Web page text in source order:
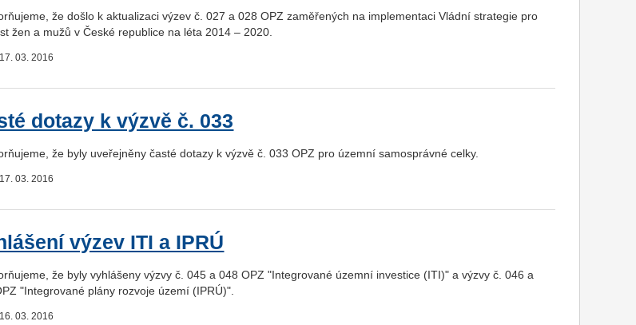
že došlo k aktualizaci výzev č. 027 a 028 OPZ zaměřených na implementaci Vládní strategie pro
žen a mužů v České republice na léta 2014 – 2020.
17. 03. 2016
dotazy k výzvě č. 033
že byly uveřejněny časté dotazy k výzvě č. 033 OPZ pro územní samosprávné celky.
17. 03. 2016
výzev ITI a IPRÚ
že byly vyhlášeny výzvy č. 045 a 048 OPZ "Integrované územní investice (ITI)" a výzvy č. 046 a
"Integrované plány rozvoje území (IPRÚ)".
16. 03. 2016